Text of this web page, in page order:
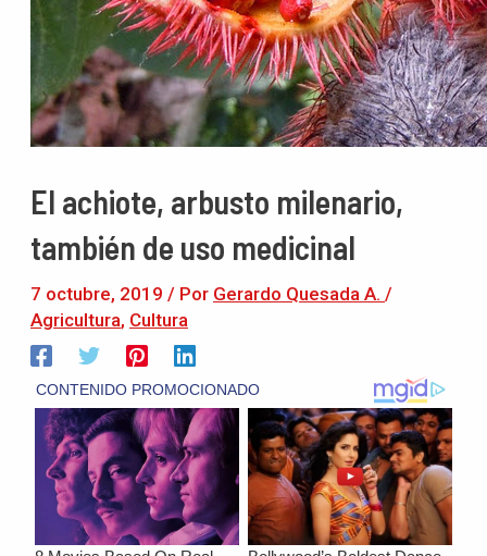
El achiote, arbusto milenario,
también de uso medicinal
7 octubre, 2019 / Por Gerardo Quesada A. /
Agricultura, Cultura